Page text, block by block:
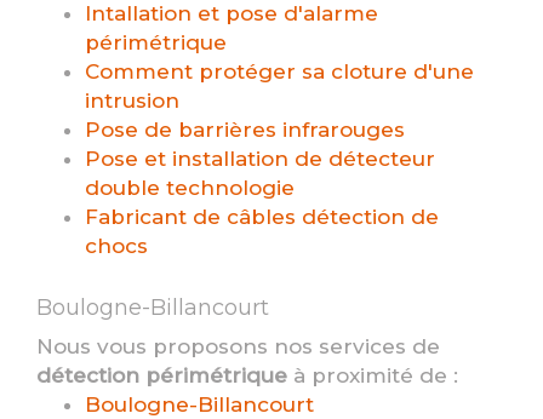
Intallation et pose d'alarme
périmétrique
Comment protéger sa cloture d'une
intrusion
Pose de barrières infrarouges
Pose et installation de détecteur
double technologie
Fabricant de câbles détection de
chocs
Boulogne-Billancourt
Nous vous proposons nos services de
détection périmétrique à proximité de :
Boulogne-Billancourt